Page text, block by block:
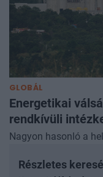
GLOBÁL
Energetikai
rendkívüli
Nagyon hasonló a
Részletes